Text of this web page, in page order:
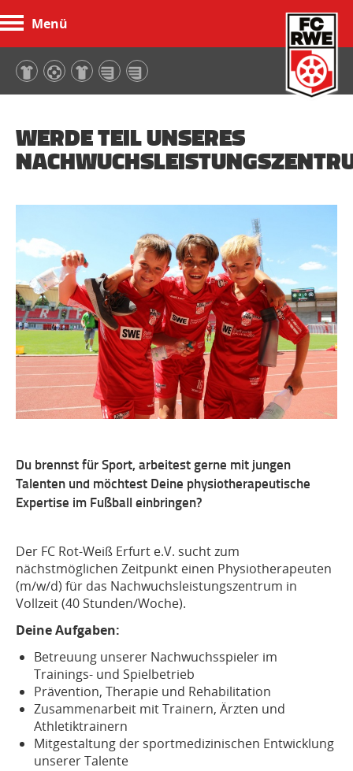
Menü
WERDE TEIL UNSERES
Du brennst für Sport, arbeitest gerne mit jungen
Talenten und möchtest Deine physiotherapeutische
Expertise im Fußball einbringen?
Der FC Rot-Weiß Erfurt e.V. sucht zum
nächstmöglichen Zeitpunkt einen Physiotherapeuten
(m/w/d) für das Nachwuchsleistungszentrum in
Vollzeit (40 Stunden/Woche).
Deine Aufgaben:
Betreuung unserer Nachwuchsspieler im
Trainings- und Spielbetrieb
Prävention, Therapie und Rehabilitation
Zusammenarbeit mit Trainern, Ärzten und
Athletiktrainern
Mitgestaltung der sportmedizinischen Entwicklung
unserer Talente